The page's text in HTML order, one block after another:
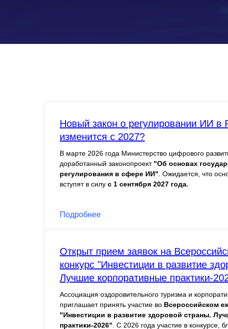
Новый закон о регулировании ИИ в
изменится c 2027?
В марте 2026 года Министерство цифрового
доработанный законопроект "Об основах
регулирования в сфере ИИ" . Ожидается, что
вступят в силу с 1 сентября 2027 года.
Подробнее
Открыт прием заявок на
конкурс "Инвестиции в развитие
Лучшие корпоративные практики-
Ассоциация оздоровительного туризма и
приглашает принять участие во Всероссийском
"Инвестиции в развитие здоровой страны.
практики-2026" . С 2026 года участие в конкурсе,